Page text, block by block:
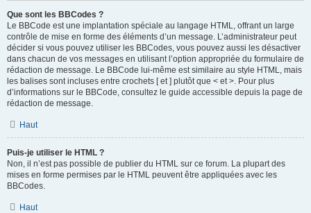
Que sont les BBCodes ?
Le BBCode est une implantation spéciale au langage HTML, offrant un large
contrôle de mise en forme des éléments d’un message. L’administrateur peut
décider si vous pouvez utiliser les BBCodes, vous pouvez aussi les désactiver
dans chacun de vos messages en utilisant l’option appropriée du formulaire de
rédaction de message. Le BBCode lui-même est similaire au style HTML, mais
les balises sont incluses entre crochets [ et ] plutôt que < et >. Pour plus
d’informations sur le BBCode, consultez le guide accessible depuis la page de
rédaction de message.
Haut
Puis-je utiliser le HTML ?
Non, il n’est pas possible de publier du HTML sur ce forum. La plupart des
mises en forme permises par le HTML peuvent être appliquées avec les
BBCodes.
Haut